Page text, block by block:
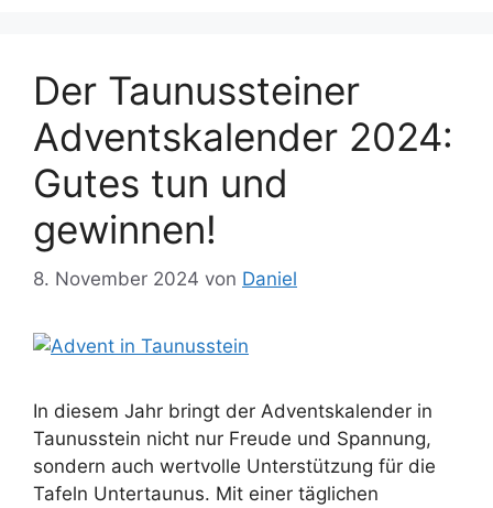
Der Taunussteiner
Adventskalender 2024:
Gutes tun und
gewinnen!
8. November 2024 von Daniel
In diesem Jahr bringt der Adventskalender in
Taunusstein nicht nur Freude und Spannung,
sondern auch wertvolle Unterstützung für die
Tafeln Untertaunus. Mit einer täglichen